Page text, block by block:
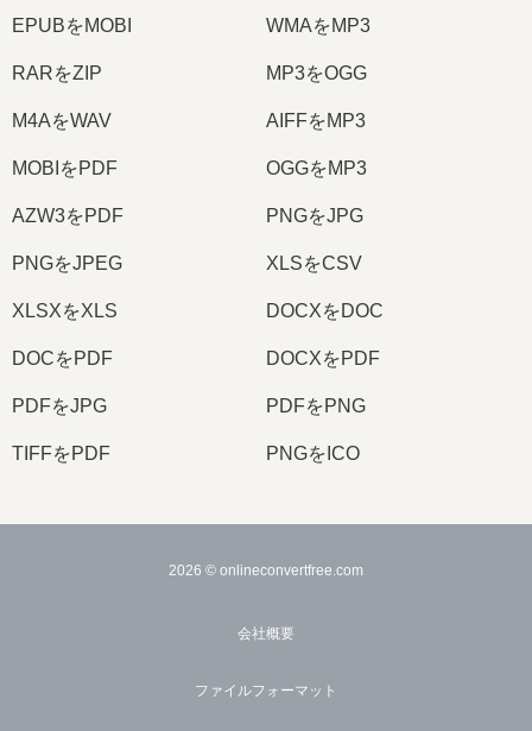
EPUBをMOBI WMAをMP3
RARをZIP MP3をOGG
M4AをWAV AIFFをMP3
MOBIをPDF OGGをMP3
AZW3をPDF PNGをJPG
PNGをJPEG XLSをCSV
XLSXをXLS DOCXをDOC
DOCをPDF DOCXをPDF
PDFをJPG PDFをPNG
TIFFをPDF PNGをICO
2026 © onlineconvertfree.com
会社概要
ファイルフォーマット